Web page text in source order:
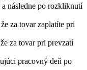
následne po rozkliknutí
za tovar zaplatíte pri
za tovar pri prevzatí
pracovný deň po